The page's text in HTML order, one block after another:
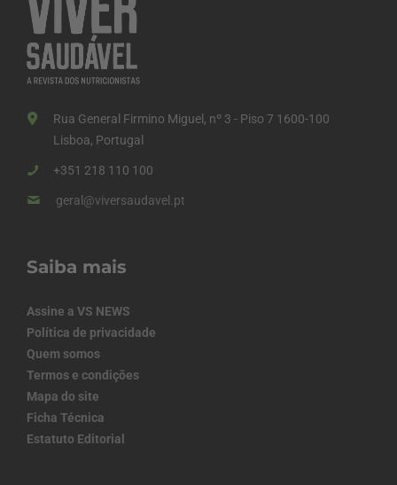
Rua General Firmino Miguel, nº 3 - Piso 7 1600-100
Lisboa, Portugal
+351 218 110 100
geral@viversaudavel.pt
Saiba mais
Assine a VS NEWS
Política de privacidade
Quem somos
Termos e condições
Mapa do site
Ficha Técnica
Estatuto Editorial